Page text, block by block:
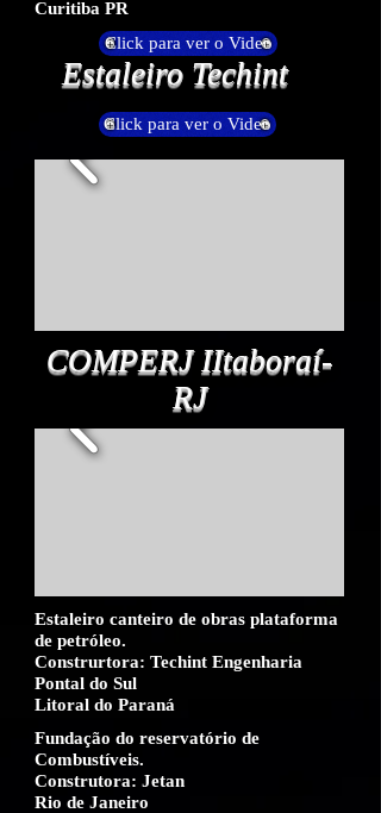
Curitiba PR
Click para ver o Video
Click para ver o Video
Estaleiro Techint
COMPERJ IItaboraí-
RJ
Estaleiro canteiro de obras plataforma
de petróleo.
Construrtora: Techint Engenharia
Pontal do Sul
Litoral do Paraná
Fundação do reservatório de
Combustíveis.
Construtora: Jetan
Rio de Janeiro